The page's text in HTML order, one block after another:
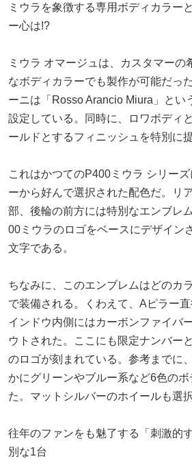
ミウラを象徴する専用ボディカラー
ー心は!?
ミウラ オマージュは、カスタマーの
なボディカラーでも製作が可能だっ
ーニは「Rosso Arancio Miura」とい
設定している。同時に、ロワボディ
ールドとするフィニッシュを特別に
これはかつてのP400ミウラ シリー
ーから好んで選択された配色だ。リ
部、後輪の前方には特別なエンブレ
00ミウラのロゴをベースにデザイン
文字である。
ちなみに、このエンブレムはどのカ
で装備される。くわえて、Aピラー
インドウ内側にはカーボンファイバ
ウトされた。ここにも限定ナンバー
のロゴが刻まれている。参考までに
かにグリーンやブルー系など6色の
た。マットシルバーのホイールも選
往年のファンをも魅了する「刺激的
別な1台